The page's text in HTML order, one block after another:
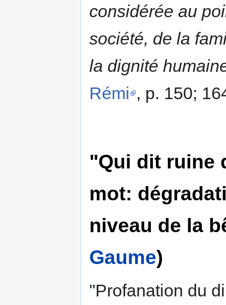
considérée au
société, de la
la dignité
Rémi , p. 150;
"Qui dit ruine
mot:
niveau de la
Gaume)
"Profanation du